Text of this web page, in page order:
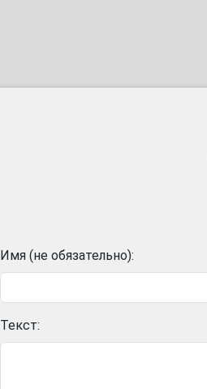
Имя (не обязательно):
Текст: